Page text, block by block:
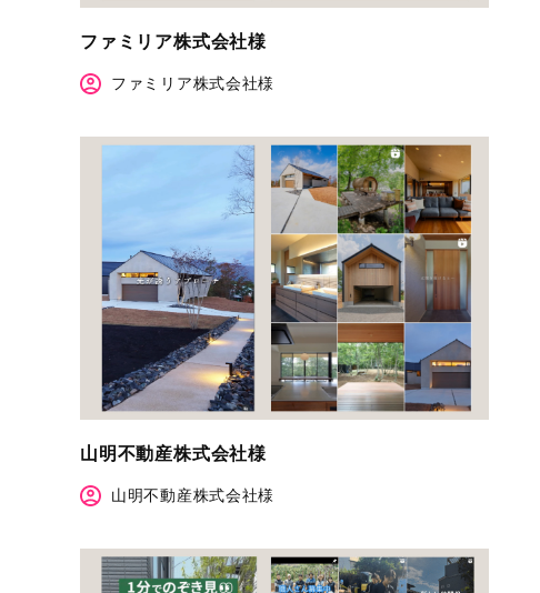
ファミリア株式会社様
ファミリア株式会社様
山明不動産株式会社様
山明不動産株式会社様